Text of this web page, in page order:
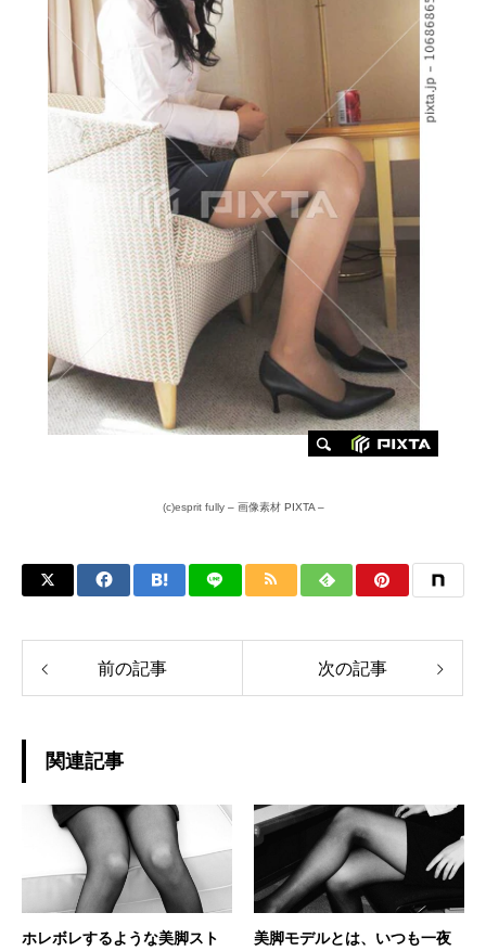
(c)esprit fully– 画像素材PIXTA –
前の記事 次の記事
関連記事
ホレボレするような美脚スト 美脚モデルとは、いつも一夜